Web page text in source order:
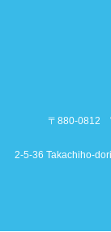
〒880-0812
2-5-36 Takachiho-